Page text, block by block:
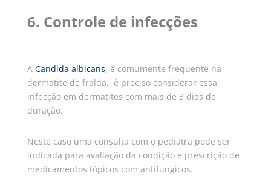
6. Controle de infecções
A Candida albicans, é comumente frequente na
dermatite de fralda, é preciso considerar essa
infecção em dermatites com mais de 3 dias de
duração.
Neste caso uma consulta com o pediatra pode ser
indicada para avaliação da condição e prescrição de
medicamentos tópicos com antifúngicos.